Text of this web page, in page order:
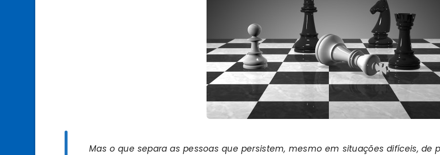
Mas o que separa as pessoas que persistem, mesmo em situações difíceis, de